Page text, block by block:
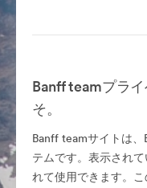
Banff teamプラ
そ。
Banff teamサイトは
テムです。表示され
れて使用できます。